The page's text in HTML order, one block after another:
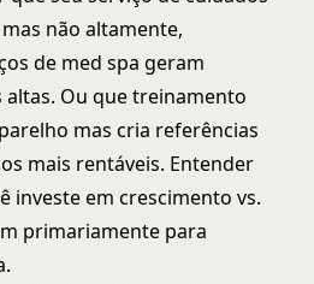
não altamente,
de med spa geram
Ou que treinamento
mas cria referências
mais rentáveis. Entender
investe em crescimento vs.
primariamente para